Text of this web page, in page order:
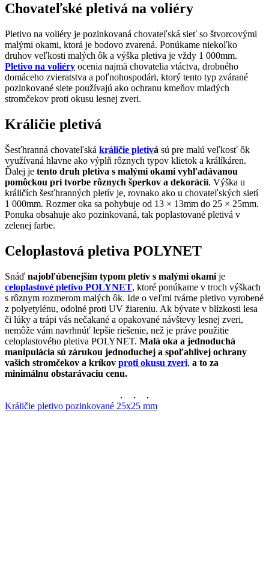
Chovateľské pletivá na voliéry
Pletivo na voliéry je pozinkovaná chovateľská sieť so štvorcovými
malými okami, ktorá je bodovo zvarená. Ponúkame niekoľko
druhov veľkosti malých ôk a výška pletiva je vždy 1 000mm.
Pletivo na voliéry ocenia najmä chovatelia vtáctva, drobného
domáceho zvieratstva a poľnohospodári, ktorý tento typ zvárané
pozinkované siete používajú ako ochranu kmeňov mladých
stromčekov proti okusu lesnej zveri.
Králičie pletivá
Šesťhranná chovateľská králičie pletivá sú pre malú veľkosť ôk
využívaná hlavne ako výplň rôznych typov klietok a králíkáren.
Ďalej je tento druh pletiva s malými okami vyhľadávanou
pomôckou pri tvorbe rôznych šperkov a dekorácií. Výška u
králičích šesťhranných pletív je, rovnako ako u chovateľských sietí
1 000mm. Rozmer oka sa pohybuje od 13 × 13mm do 25 × 25mm.
Ponuka obsahuje ako pozinkovaná, tak poplastované pletivá v
zelenej farbe.
Celoplastová pletiva POLYNET
Snáď najobľúbenejším typom pletív s malými okami je
celoplastové pletivo POLYNET, ktoré ponúkame v troch výškach
s rôznym rozmerom malých ôk. Ide o veľmi tvárne pletivo vyrobené
z polyetylénu, odolné proti UV žiareniu. Ak bývate v blízkosti lesa
či lúky a trápi vás nečakané a opakované návštevy lesnej zveri,
nemôže vám navrhnúť lepšie riešenie, než je práve použitie
celoplastového pletiva POLYNET. Malá oka a jednoduchá
manipulácia sú zárukou jednoduchej a spoľahlivej ochrany
vašich stromčekov a kríkov proti okusu zveri, a to za
minimálnu obstarávaciu cenu.
Králičie pletivo pozinkované 25x25 mm